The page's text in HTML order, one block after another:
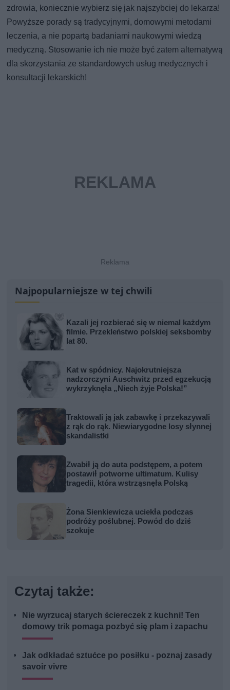
zdrowia, koniecznie wybierz się jak najszybciej do lekarza!
Powyższe porady są tradycyjnymi, domowymi metodami
leczenia, a nie popartą badaniami naukowymi wiedzą
medyczną. Stosowanie ich nie może być zatem alternatywą
dla skorzystania ze standardowych usług medycznych i
konsultacji lekarskich!
Najpopularniejsze w tej chwili
Kazali jej rozbierać się w niemal każdym
filmie. Przekleństwo polskiej seksbomby
lat 80.
Kat w spódnicy. Najokrutniejsza
nadzorczyni Auschwitz przed egzekucją
wykrzyknęła „Niech żyje Polska!”
Traktowali ją jak zabawkę i przekazywali
z rąk do rąk. Niewiarygodne losy słynnej
skandalistki
Zwabił ją do auta podstępem, a potem
postawił potworne ultimatum. Kulisy
tragedii, która wstrząsnęła Polską
Żona Sienkiewicza uciekła podczas
podróży poślubnej. Powód do dziś
szokuje
Czytaj także:
Nie wyrzucaj starych ściereczek z kuchni! Ten
domowy trik pomaga pozbyć się plam i zapachu
Jak odkładać sztućce po posiłku - poznaj zasady
savoir vivre